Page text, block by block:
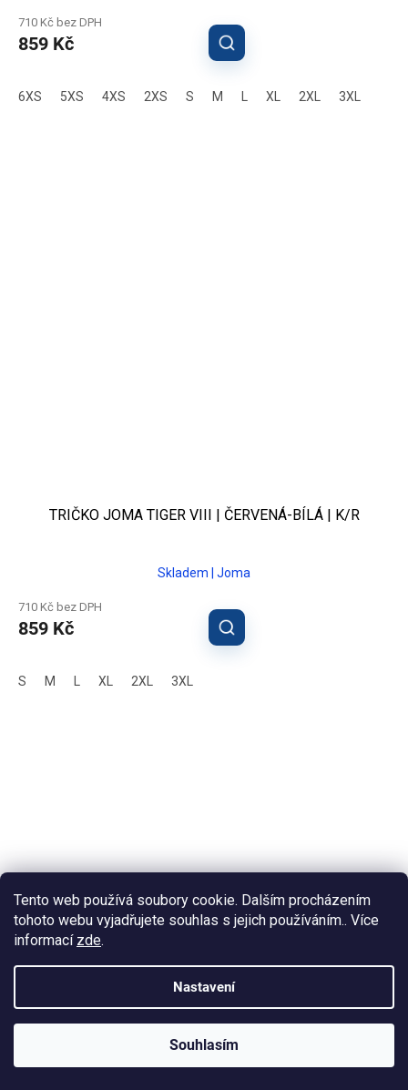
Tento web používá soubory cookie. Dalším procházením
tohoto webu vyjadřujete souhlas s jejich používáním.. Více
informací zde.
Nastavení
Souhlasím
710 Kč bez DPH
859 Kč
6XS 5XS 4XS 2XS S M L XL 2XL 3XL
TRIČKO JOMA TIGER VIII | ČERVENÁ-BÍLÁ | K/R
Skladem | Joma
710 Kč bez DPH
859 Kč
S M L XL 2XL 3XL